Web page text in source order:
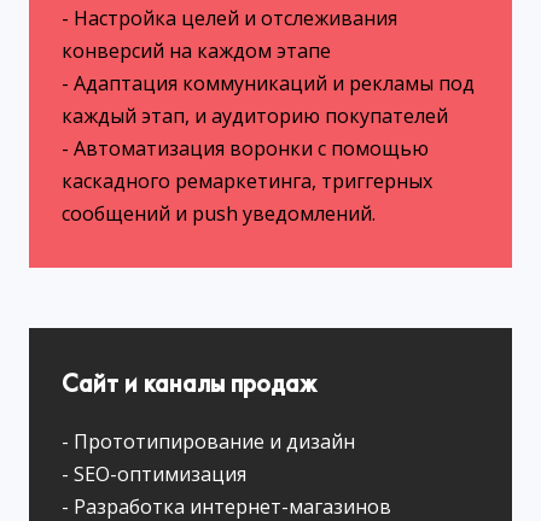
- Настройка целей и отслеживания
конверсий на каждом этапе
- Адаптация коммуникаций и рекламы под
каждый этап, и аудиторию покупателей
- Автоматизация воронки с помощью
каскадного ремаркетинга, триггерных
сообщений и push уведомлений.
Сайт и каналы продаж
- Прототипирование и дизайн
- SEO-оптимизация
- Разработка интернет-магазинов